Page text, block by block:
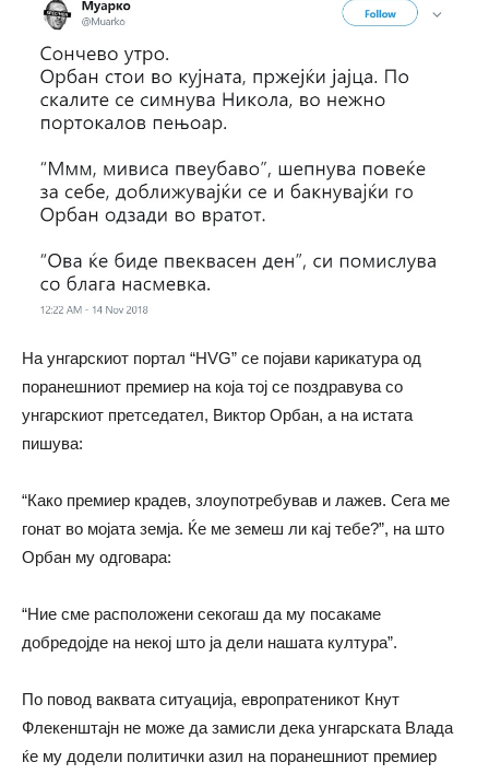
На унгарскиот портал “HVG” се појави карикатура од
поранешниот премиер на која тој се поздравува со
унгарскиот претседател, Виктор Орбан, а на истата
пишува:
“Како премиер крадев, злоупотребував и лажев. Сега ме
гонат во мојата земја. Ќе ме земеш ли кај тебе?”, на што
Орбан му одговара:
“Ние сме расположени секогаш да му посакаме
добредојде на некој што ја дели нашата култура”.
По повод ваквата ситуација, европратеникот Кнут
Флекенштајн не може да замисли дека унгарската Влада
ќе му додели политички азил на поранешниот премиер